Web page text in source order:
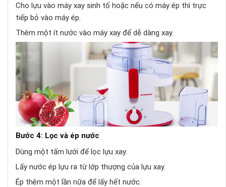
Cho lựu vào máy xay sinh tố hoặc nếu có máy ép thì trực
tiếp bỏ vào máy ép.
Thêm một ít nước vào máy xay để dễ dàng xay.
Bước 4: Lọc và ép nước
Dùng một tấm lưới để lọc lựu xay.
Lấy nước ép lựu ra từ lớp thượng của lựu xay.
Ép thêm một lần nữa để lấy hết nước.